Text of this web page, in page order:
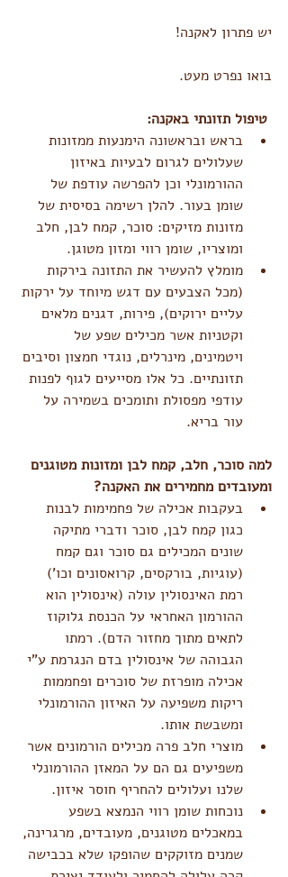
יש פתרון לאקנה!
בואו נפרט מעט.
טיפול תזונתי באקנה:
בראש ובראשונה הימנעות ממזונות
שעלולים לגרום לבעיות באיזון
ההורמונלי וכן להפרשה עודפת של
שומן בעור. להלן רשימה בסיסית של
מזונות מזיקים: סוכר, קמח לבן, חלב
ומוצריו, שומן רווי ומזון מטוגן.
מומלץ להעשיר את התזונה בירקות
(מכל הצבעים עם דגש מיוחד על ירקות
עליים ירוקים), פירות, דגנים מלאים
וקטניות אשר מכילים שפע של
ויטמינים, מינרלים, נוגדי חמצון וסיבים
תזונתיים. כל אלו מסייעים לגוף לפנות
עודפי מפסולת ותומכים בשמירה על
עור בריא.
למה סוכר, חלב, קמח לבן ומזונות מטוגנים
ומעובדים מחמירים את האקנה?
בעקבות אכילה של פחמימות לבנות
כגון קמח לבן, סוכר ודברי מתיקה
שונים המכילים גם סוכר וגם קמח
(עוגיות, בורקסים, קרואסונים וכו')
רמת האינסולין עולה (אינסולין הוא
ההורמון האחראי על הכנסת גלוקוז
לתאים מתוך מחזור הדם). רמתו
הגבוהה של אינסולין בדם הנגרמת ע"י
אכילה מופרזת של סוכרים ופחממות
ריקות משפיעה על האיזון ההורמונלי
ומשבשת אותו.
מוצרי חלב פרה מכילים הורמונים אשר
משפיעים גם הם על המאזן ההורמונלי
שלנו ועלולים להחריף חוסר איזון.
נוכחות שומן רווי הנמצא בשפע
במאכלים מטוגנים, מעובדים, מרגרינה,
שמנים מזוקקים שהופקו שלא בכבישה